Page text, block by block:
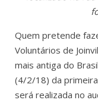
Quem pretende
Voluntários de
mais antiga do
(4/2/18) da
será realizada no